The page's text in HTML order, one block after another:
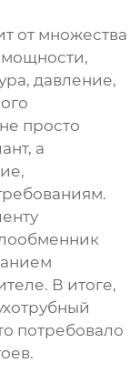
от множества
мощности,
давление,
просто
а
В итоге,
потребовало